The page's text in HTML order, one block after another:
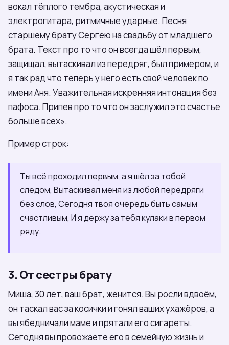
вокал тёплого тембра, акустическая и
электрогитара, ритмичные ударные. Песня
старшему брату Сергею на свадьбу от младшего
брата. Текст про то что он всегда шёл первым,
защищал, вытаскивал из передряг, был примером, и
я так рад что теперь у него есть свой человек по
имени Аня. Уважительная искренняя интонация без
пафоса. Припев про то что он заслужил это счастье
больше всех».
Пример строк:
Ты всё проходил первым, а я шёл за тобой
следом, Вытаскивал меня из любой передряги
без слов, Сегодня твоя очередь быть самым
счастливым, И я держу за тебя кулаки в первом
ряду.
3. От сестры брату
Миша, 30 лет, ваш брат, женится. Вы росли вдвоём,
он таскал вас за косички и гонял ваших ухажёров, а
вы ябедничали маме и прятали его сигареты.
Сегодня вы провожаете его в семейную жизнь и